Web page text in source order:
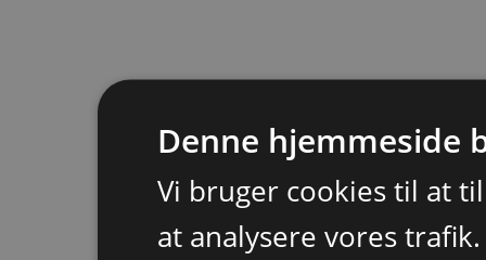
Denne hjemmeside
Vi bruger cookies til at
at analysere vores